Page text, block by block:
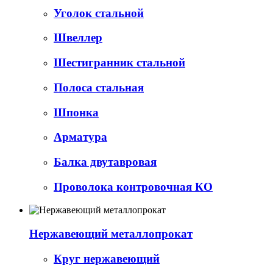
Уголок стальной
Швеллер
Шестигранник стальной
Полоса стальная
Шпонка
Арматура
Балка двутавровая
Проволока контровочная КО
Нержавеющий металлопрокат
Круг нержавеющий